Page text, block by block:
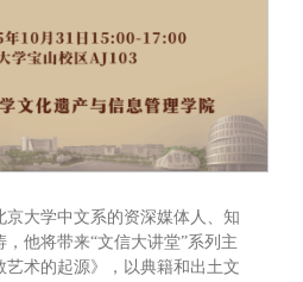
京大学中文系的资深媒体人、知
他将带来“文信大讲堂”系列主
艺术的起源》，以典籍和出土文